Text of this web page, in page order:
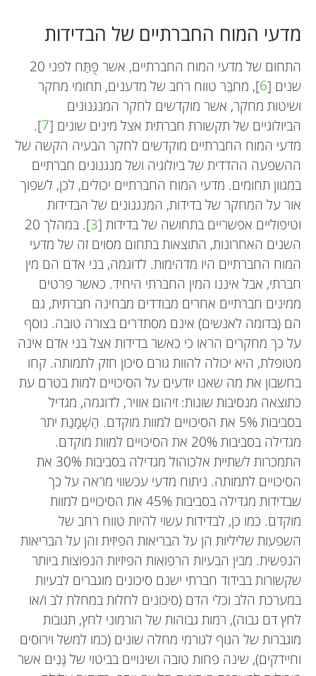
Stephanie Cacioppo
John T. Cacioppo
Jillian
גיל: 16
מדעי המוח החברתיים של הבדידות
התחום של מדעי המוח החברתיים, אשר פֻּתַּח לפני 20
שנים [6], מחבֵּר טווח רחב של מדענים, תחומי מחקר
ושיטות מחקר, אשר מוקדשים לחקר המנגנונים
הביולוגיים של תקשורת חברתית אצל מינים שונים [7
].
מדעי המוח החברתיים מוקדשים לחקר הבעיה הקשה של
ההשפעה ההדדית של ביולוגיה ושל מנגנונים חברתיים
במגוון תחומים. מדעי המוח החברתיים יכולים, לכן, לשפוך
אור על המחקר של בדידות, המנגנונים של הבדידות
וטיפוליים אפשריים בתחושה של בדידות [3
]. במהלך 20
השנים האחרונות, התוצאות בתחום מסוים זה של מדעי
המוח החברתיים היו מדהימות. לדוגמה, בני אדם הם מין
חברתי, אבל איננו המין החברתי היחיד. כאשר פרטים
ממינים חברתיים אחרים מבודדים מבחינה חברתית, גם
הם (בדומה לאנשים) אינם מסתדרים בצורה טובה. נוסף
על כך מחקרים הראו כי כאשר בדידות אצל בני אדם אינה
מטופלת, היא יכולה להוות גורם סיכון חזק לתמותה. קחו
בחשבון את מה שאנו יודעים על הסיכויים למות בטרם עת
כתוצאה מנסיבות שונות: זיהום אוויר, לדוגמה, מגדיל
בסביבות 5% את הסיכויים למוות מוקדם. הַשְׁמָנַת יתר
מגדילה בסביבות 20% את הסיכויים למוות מוקדם.
התמכרות לשתיית אלכוהול מגדילה בסביבות 30% את
הסיכויים לתמותה. ניתוח מדעי עכשווי מראה על כך
שבדידות מגדילה בסביבות 45% את הסיכויים למוות
מוקדם. כמו כן, לבדידות עשוי להיות טווח רחב של
השפעות שליליות הן על הבריאות הפיזית והן על הבריאות
הנפשית. מבין הבעיות הרפואות הפיזיות הנפוצות ביותר
שקשורות בבידוד חברתי ישנם סיכונים מוגברים לבעיות
במערכת הלב וכלי הדם (סיכונים לחלות במחלת לב ו/או
לחץ דם גבוה), רמות גבוהות של הורמוני לחץ, תגובות
מוגברות של הגוף לגורמי מחלה שונים (כמו למשל וירוסים
וחיידקים), שינה פחות טובה ושינויים בביטוי של גֶּנִים אשר